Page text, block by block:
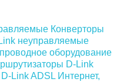
Конверторы
неуправляемые
оборудование
D-Link
Link ADSL Интернет,